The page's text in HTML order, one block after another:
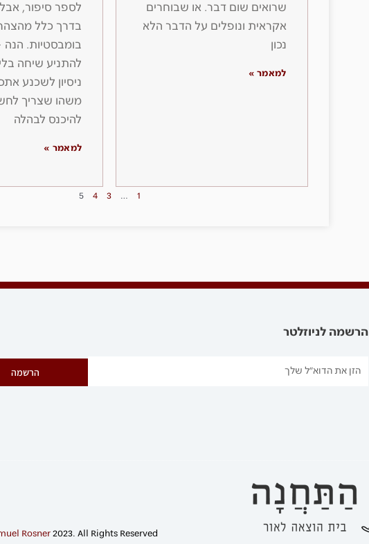
שרואים שום דבר. או שבוחרים
אקראית ונופלים על הדבר הלא
נכון
למאמר »
לספר סיפור,
בדרך כלל
בומבסטיות. הנה –
להתניע שיחה
ניסיון לשכנע
משהו שצריך
להיכנס לבהלה
למאמר »
1
…
3
4
5
הרשמה לניוזלטר
הרשמה
Rosner2023. All Rights Reserved